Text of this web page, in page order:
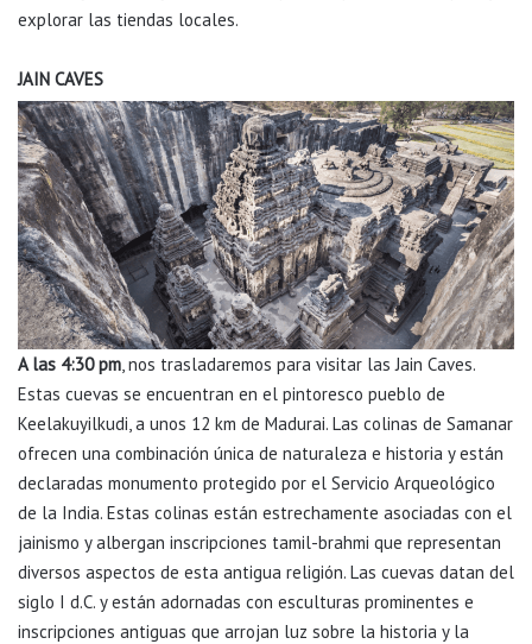
explorar las tiendas locales.
JAIN CAVES
A las 4:30 pm , nos trasladaremos para visitar las Jain Caves.
Estas cuevas se encuentran en el pintoresco pueblo de
Keelakuyilkudi, a unos 12 km de Madurai. Las colinas de Samanar
ofrecen una combinación única de naturaleza e historia y están
declaradas monumento protegido por el Servicio Arqueológico
de la India. Estas colinas están estrechamente asociadas con el
jainismo y albergan inscripciones tamil-brahmi que representan
diversos aspectos de esta antigua religión. Las cuevas datan del
siglo I d.C. y están adornadas con esculturas prominentes e
inscripciones antiguas que arrojan luz sobre la historia y la